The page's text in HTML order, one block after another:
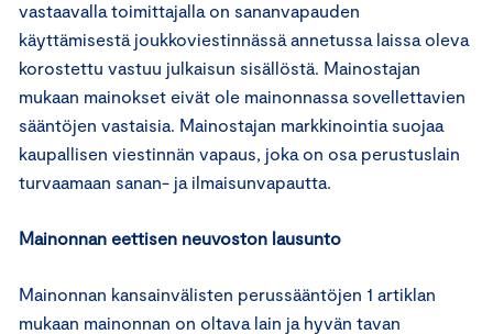
vastaavalla toimittajalla on sananvapauden
käyttämisestä joukkoviestinnässä annetussa laissa oleva
korostettu vastuu julkaisun sisällöstä. Mainostajan
mukaan mainokset eivät ole mainonnassa sovellettavien
sääntöjen vastaisia. Mainostajan markkinointia suojaa
kaupallisen viestinnän vapaus, joka on osa perustuslain
turvaamaan sanan- ja ilmaisunvapautta.
Mainonnan eettisen neuvoston lausunto
Mainonnan kansainvälisten perussääntöjen 1 artiklan
mukaan mainonnan on oltava lain ja hyvän tavan